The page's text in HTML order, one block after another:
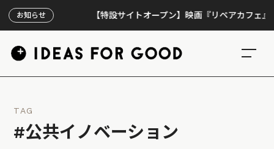
お知らせ 【特設サイトオープン】映画『リペアカフェ』、上
TAG
#公共イノベーション